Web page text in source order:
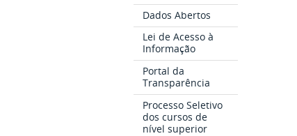
Dados Abertos
Lei de Acesso à
Informação
Portal da
Transparência
Processo Seletivo
dos cursos de
nível superior